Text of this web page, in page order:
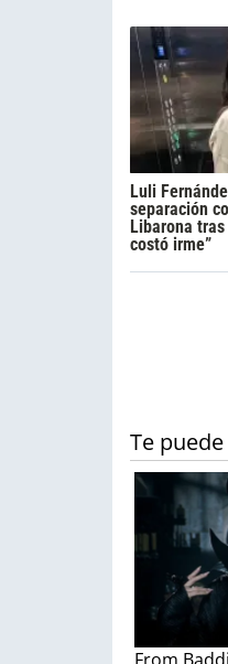
Luli
separación
Libarona
costó irme”